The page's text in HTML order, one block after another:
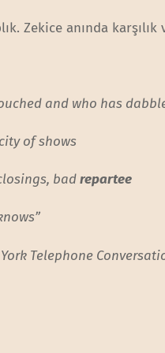
Zekice anında
and who has
of shows
badrepartee
York Telephone